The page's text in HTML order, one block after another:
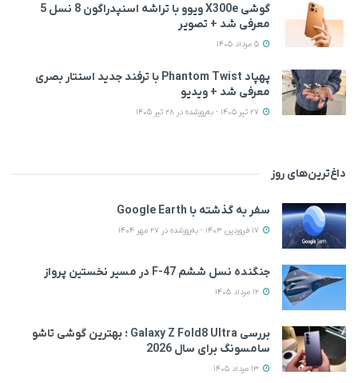
گوشی X300e ویوو با تراشه اسنپدراگون 8 نسل 5
معرفی شد + تصویر
پهپاد Phantom Twist با ترفند جدید استتار بصری
معرفی شد + ویدیو
داغ‌ترین‌های روز
سفر به گذشته با Google Earth
جنگنده نسل ششم F-47 در مسیر نخستین پرواز
بررسی Galaxy Z Fold8 Ultra ؛ بهترین گوشی تاشو
سامسونگ برای سال 2026